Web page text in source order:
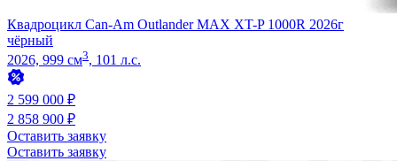
Квадроцикл Can-Am Outlander MAX XT-P 1000R 2026г
чёрный
2026, 999 см3, 101 л.с.
2 599 000 ₽
2 858 900 ₽
Оставить заявку
Оставить заявку